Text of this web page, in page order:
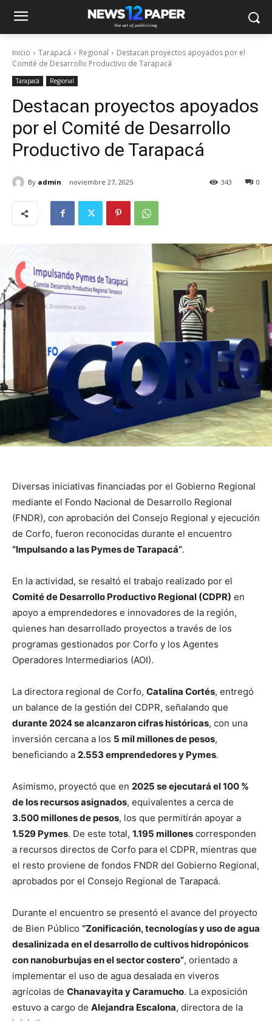
Inicio Tarapacá Regional
Destacan proyectos apoyados por el
Comité de Desarrollo Productivo de Tarapacá
Tarapacá Regional
Destacan proyectos apoyados
por el Comité de Desarrollo
Productivo de Tarapacá
By admin noviembre 27, 2025 0
343
Diversas iniciativas financiadas por el Gobierno Regional
mediante el Fondo Nacional de Desarrollo Regional
(FNDR), con aprobación del Consejo Regional y ejecución
de Corfo, fueron reconocidas durante el encuentro
“Impulsando a las Pymes de Tarapacá”.
En la actividad, se resaltó el trabajo realizado por el
Comité de Desarrollo Productivo Regional (CDPR) en
apoyo a emprendedores e innovadores de la región,
quienes han desarrollado proyectos a través de los
programas gestionados por Corfo y los Agentes
Operadores Intermediarios (AOI).
La directora regional de Corfo, Catalina Cortés, entregó
un balance de la gestión del CDPR, señalando que
durante 2024 se alcanzaron cifras históricas, con una
inversión cercana a los 5 mil millones de pesos,
beneficiando a 2.553 emprendedores y Pymes.
Asimismo, proyectó que en 2025 se ejecutará el 100 %
de los recursos asignados, equivalentes a cerca de
3.500 millones de pesos, los que permitirán apoyar a
1.529 Pymes. De este total, 1.195 millones corresponden
a recursos directos de Corfo para el CDPR, mientras que
el resto proviene de fondos FNDR del Gobierno Regional,
aprobados por el Consejo Regional de Tarapacá.
Durante el encuentro se presentó el avance del proyecto
de Bien Público “Zonificación, tecnologías y uso de agua
desalinizada en el desarrollo de cultivos hidropónicos
con nanoburbujas en el sector costero”, orientado a
implementar el uso de agua desalada en viveros
agrícolas de Chanavayita y Caramucho. La exposición
estuvo a cargo de Alejandra Escalona, directora de la